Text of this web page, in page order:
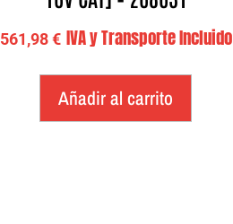
561,98€ IVA y Transporte Incluido
Añadir al carrito